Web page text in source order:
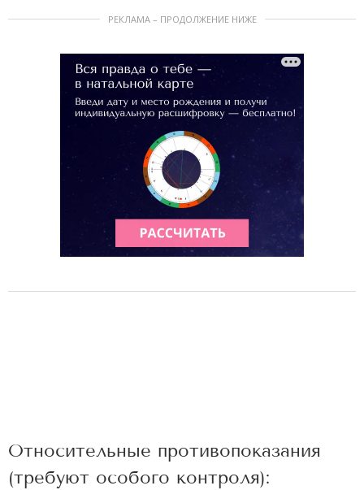
РЕКЛАМА – ПРОДОЛЖЕНИЕ НИЖЕ
Относительные противопоказания
(требуют особого контроля):